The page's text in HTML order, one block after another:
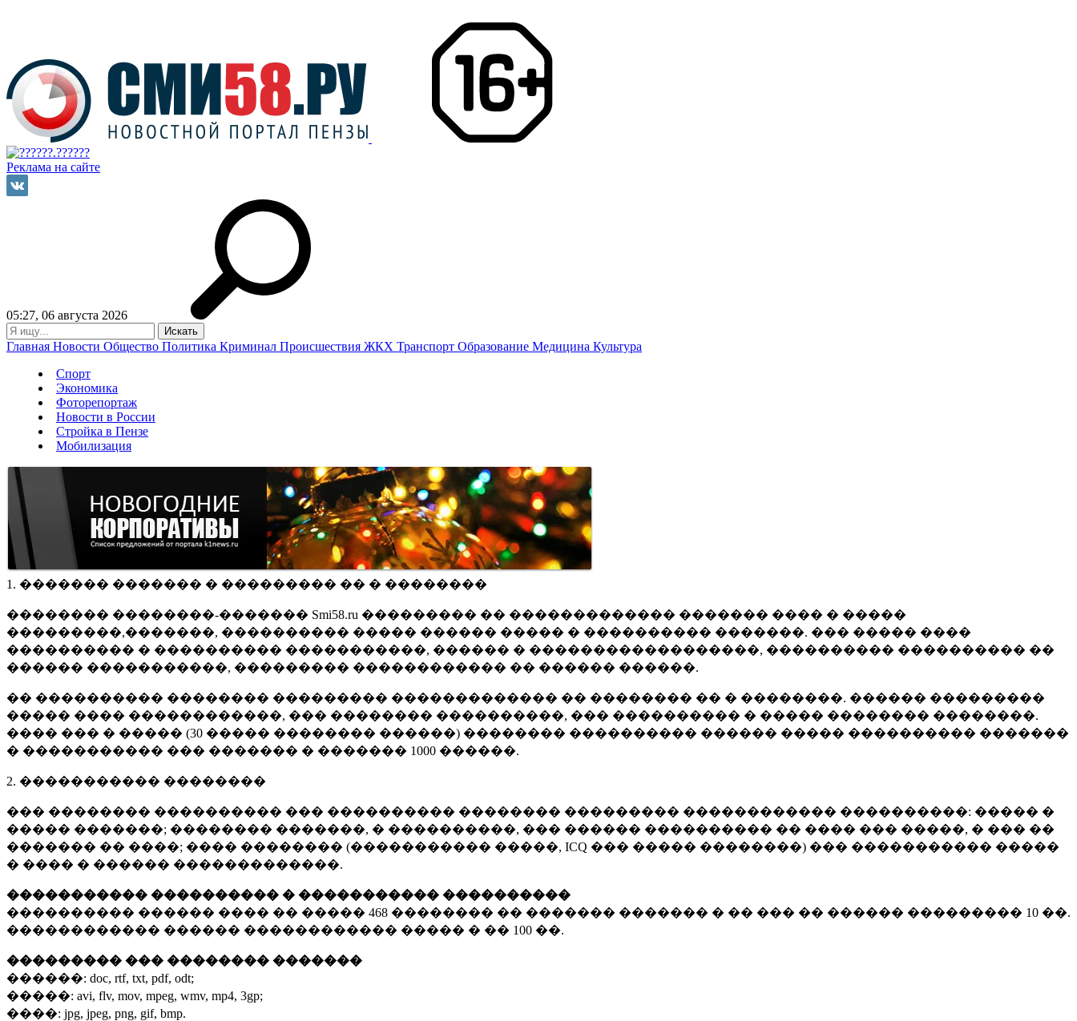
Реклама на сайте
05:27, 06 августа 2026
Главная Новости Общество Политика Криминал Происшествия ЖКХ Транспорт Образование Медицина Культура
Спорт
Экономика
Фоторепортаж
Новости в России
Стройка в Пензе
Мобилизация
1. ������� ������� � ��������� �� � ��������
�������� ��������-������� Smi58.ru ��������� �� ������������� ������� ���� � �����
���������,�������, ���������� ����� ������ ����� � ���������� �������. ��� ����� ����
���������� � ���������� �����������, ������ � ������������������, ���������� ���������� ��
������ �����������, ��������� ������������ �� ������ ������.
�� ���������� �������� ��������� ������������� �� �������� �� � ��������. ������ ���������
����� ���� ������������, ��� �������� ����������, ��� ���������� � ����� �������� ��������.
���� ��� � ����� (30 ����� �������� ������) �������� ���������� ������ ����� ���������� �������
� ����������� ��� ������� � ������� 1000 ������.
2. ����������� ��������
��� �������� ���������� ��� ���������� �������� ��������� ������������ ����������: ����� �
����� �������; �������� �������, � ����������, ��� ������ ���������� �� ���� ��� �����, � ��� ��
������� �� ����; ���� �������� (����������� �����, ICQ ��� ����� ��������) ��� ����������� �����
� ���� � ������ �������������.
����������� ���������� � ����������� ����������
���������� ������ ���� �� ����� 468 �������� �� ������� ������� � �� ��� �� ������ ��������� 10 ��.
������������ ������ ������������ ����� � �� 100 ��.
��������� ��� �������� �������
������: doc, rtf, txt, pdf, odt;
�����: avi, flv, mov, mpeg, wmv, mp4, 3gp;
����: jpg, jpeg, png, gif, bmp.